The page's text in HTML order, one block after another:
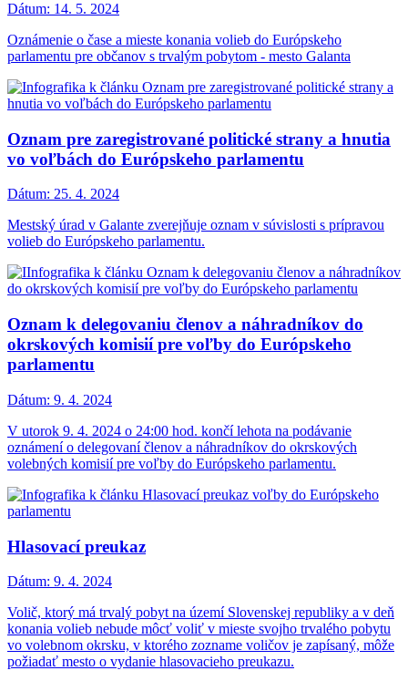
Dátum: 14. 5. 2024
Oznámenie o čase a mieste konania volieb do Európskeho
parlamentu pre občanov s trvalým pobytom - mesto Galanta
Oznam pre zaregistrované politické strany a hnutia
vo voľbách do Európskeho parlamentu
Dátum: 25. 4. 2024
Mestský úrad v Galante zverejňuje oznam v súvislosti s prípravou
volieb do Európskeho parlamentu.
Oznam k delegovaniu členov a náhradníkov do
okrskových komisií pre voľby do Európskeho
parlamentu
Dátum: 9. 4. 2024
V utorok 9. 4. 2024 o 24:00 hod. končí lehota na podávanie
oznámení o delegovaní členov a náhradníkov do okrskových
volebných komisií pre voľby do Európskeho parlamentu.
Hlasovací preukaz
Dátum: 9. 4. 2024
Volič, ktorý má trvalý pobyt na území Slovenskej republiky a v deň
konania volieb nebude môcť voliť v mieste svojho trvalého pobytu
vo volebnom okrsku, v ktorého zozname voličov je zapísaný, môže
požiadať mesto o vydanie hlasovacieho preukazu.